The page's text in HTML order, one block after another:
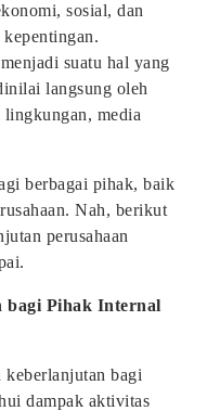
sosial, dan
suatu hal yang
langsung oleh
lingkungan, media
berbagai pihak, baik
Nah, berikut
perusahaan
bagi Pihak Internal
keberlanjutan bagi
dampak aktivitas